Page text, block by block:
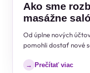
Ako sme
masážne
Od úplne nových
pomohli dostať nové
→ Prečítať viac